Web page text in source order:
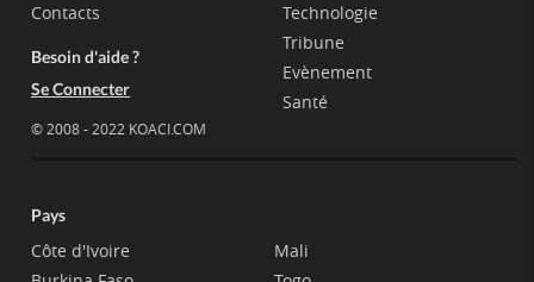
Contacts
Besoin d'aide ?
Se Connecter
© 2008 - 2022 KOACI.COM
Technologie
Tribune
Evènement
Santé
Pays
Côte d'Ivoire
Mali